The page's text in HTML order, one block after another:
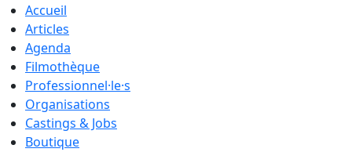
Accueil
Articles
Agenda
Filmothèque
Professionnel·le·s
Organisations
Castings & Jobs
Boutique